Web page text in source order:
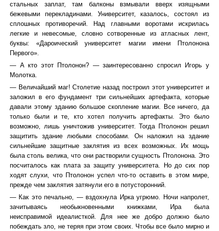
стальных заплат, там балконы взмывали вверх изящными
бежевыми перекладинами. Университет, казалось, состоял из
сплошных противоречий. Над главными воротами искрилась
легкие и невесомые, словно сотворенные из атласных лент,
буквы: «Дароический университет магии имени Птолонона
Первого».
— А кто этот Птолонон? — заинтересованно спросил Игорь у
Молотка.
— Величайший маг! Столетие назад построил этот университет и
заложил в его фундамент три сильнейших артефакта, которые
давали этому зданию большое скопление магии. Все ничего, да
только были и те, кто хотел получить артефакты. Это было
возможно, лишь уничтожив университет. Тогда Птолонон решил
защитить здание любыми способами. Он наложил на здание
сильнейшие защитные заклятия из всех возможных. Их мощь
была столь велика, что они растворили сущность Птолонона. Это
посчиталось как плата за защиту университета. Но до сих пор
ходят слухи, что Птолонон успел что-то оставить в этом мире,
прежде чем заклятия затянули его в потусторонний.
— Как это печально, — вздохнула Ирка угрюмо. Ночи напролет,
зачитываясь необыкновенными книжками, Ира была
неисправимой идеалисткой. Для нее же добро должно было
побеждать зло, не теряя при этом своих. Чтобы все было мирно и